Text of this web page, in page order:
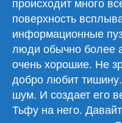
поверхность
информационные
люди обычно более
очень хорошие. Не
добро любит
шум. И создает его
Тьфу на него.